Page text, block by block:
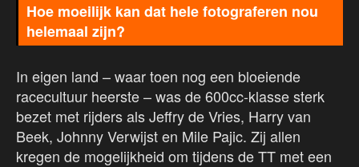
Hoe moeilijk kan dat hele fotograferen nou
helemaal zijn?
In eigen land – waar toen nog een bloeiende
racecultuur heerste – was de 600cc-klasse sterk
bezet met rijders als Jeffry de Vries, Harry van
Beek, Johnny Verwijst en Mile Pajic. Zij allen
kregen de mogelijkheid om tijdens de TT met een